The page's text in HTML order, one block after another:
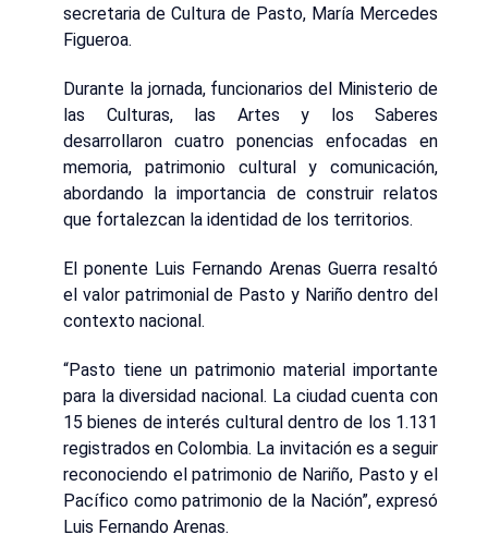
secretaria de Cultura de Pasto, María Mercedes
Figueroa.
Durante la jornada, funcionarios del Ministerio de
las Culturas, las Artes y los Saberes
desarrollaron cuatro ponencias enfocadas en
memoria, patrimonio cultural y comunicación,
abordando la importancia de construir relatos
que fortalezcan la identidad de los territorios.
El ponente Luis Fernando Arenas Guerra resaltó
el valor patrimonial de Pasto y Nariño dentro del
contexto nacional.
“Pasto tiene un patrimonio material importante
para la diversidad nacional. La ciudad cuenta con
15 bienes de interés cultural dentro de los 1.131
registrados en Colombia. La invitación es a seguir
reconociendo el patrimonio de Nariño, Pasto y el
Pacífico como patrimonio de la Nación”, expresó
Luis Fernando Arenas.